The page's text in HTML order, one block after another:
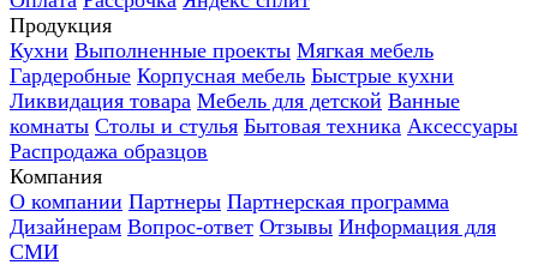
Продукция
Кухни Выполненные проекты Мягкая мебель
Гардеробные Корпусная мебель Быстрые кухни
Ликвидация товара Мебель для детской Ванные
комнаты Столы и стулья Бытовая техника Аксессуары
Распродажа образцов
Компания
О компании Партнеры Партнерская программа
Дизайнерам Вопрос-ответ Отзывы Информация для
СМИ